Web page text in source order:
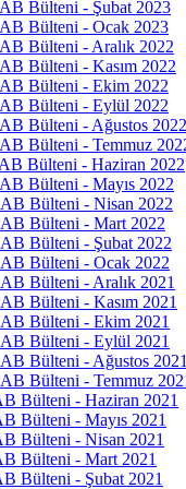
AB Bülteni - Şubat 2023
AB Bülteni - Ocak 2023
AB Bülteni - Aralık 2022
Bülteni - Kasım 2022
AB Bülteni - Ekim 2022
AB Bülteni - Eylül 2022
AB Bülteni - Ağustos 2022
AB Bülteni - Temmuz
AB Bülteni - Haziran 2022
Bülteni - Mayıs 2022
AB Bülteni - Nisan 2022
AB Bülteni - Mart 2022
AB Bülteni - Şubat 2022
AB Bülteni - Ocak 2022
Bülteni - Aralık 2021
Bülteni - Kasım 2021
AB Bülteni - Ekim 2021
AB Bülteni - Eylül 2021
Bülteni - Ağustos 2021
Bülteni - Temmuz
Bülteni - Haziran 2021
Bülteni - Mayıs 2021
Bülteni - Nisan 2021
Bülteni - Mart 2021
Bülteni - Şubat 2021